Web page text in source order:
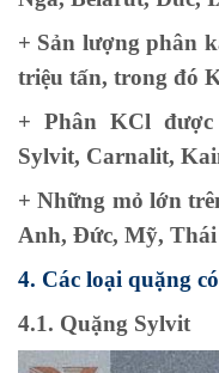
+ Sản lượng phân
triệu tấn, trong đó
+ Phân KCl
Sylvit, Carnalit,
+ Những mỏ lớn
Anh, Đức, Mỹ,
4. Các loại quặng
4.1. Quặng Sylvit